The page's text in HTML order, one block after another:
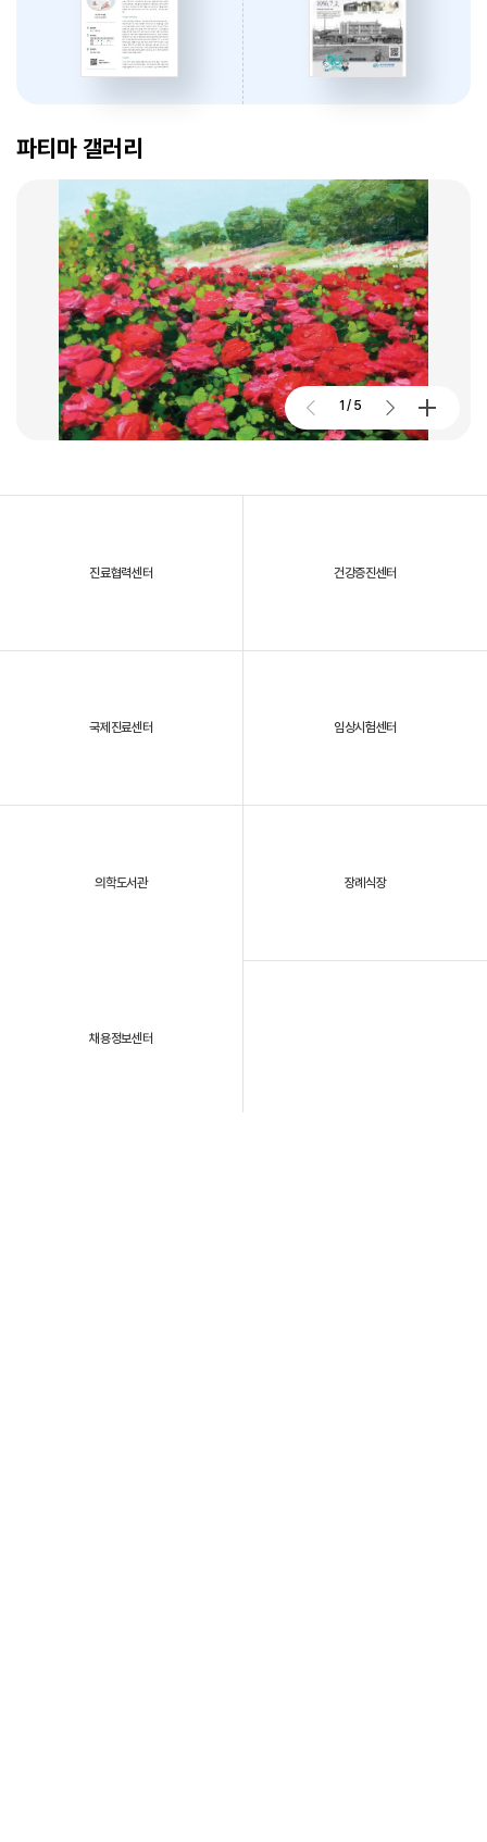
암 표적치료 - 대구파티마병원 병리과 변정섭 과장
2026. 01. 07
암환자의 관리 - 대구파티마병원 혈액종양내과 이선아 과장
2026. 01. 02
2025년, 대구파티마병원을 되돌아보다
2026.07.31
대구광역시간호사회와 함께 개원 70주년 기념 커피부스 운영
대구파티마병원, 진단검사의학과 리모델링 축복식 개최
2026.07.29
우성진 동구청장, 대구파티마병원 방문
2026.07.28
대구파티마병원, 스타키보청기 대구센터로부터 개원 70주년 기념
노트북 기증 받아
2026.07.27
대구파티마병원, 개원 70주년 기념 및 제11회 생명사랑 생명주간 축제
파티마 갤러리
1 / 5
진료협력센터 건강증진센터
국제진료센터 임상시험센터
의학도서관 장례식장
채용정보센터